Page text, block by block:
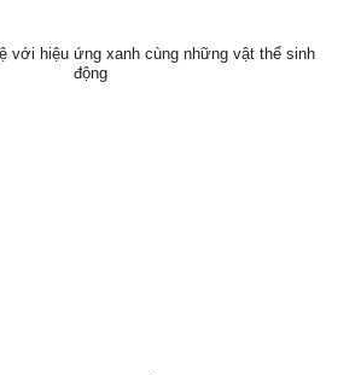
với hiệu ứng xanh cùng những vật thể sinh
động